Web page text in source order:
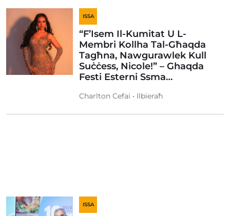
ISSA
“F’Isem Il-Kumitat U L-
Membri Kollha Tal-Għaqda
Tagħna, Nawgurawlek Kull
Suċċess, Nicole!” – Ghaqda
Festi Esterni Ssma…
Charlton Cefai • Ilbieraħ
ISSA